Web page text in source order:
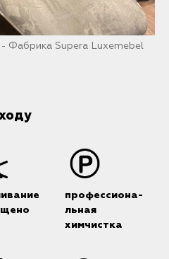
Фабрика Supera Luxemebel
профессиона-
льная
химчистка